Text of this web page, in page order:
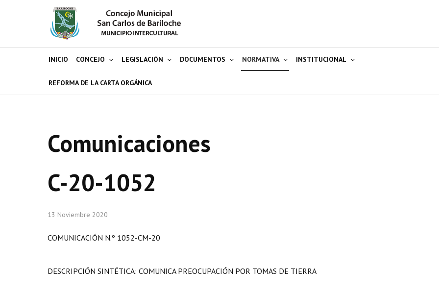
INICIO CONCEJO LEGISLACIÓN DOCUMENTOS NORMATIVA INSTITUCIONAL
REFORMA DE LA CARTA ORGÁNICA
Comunicaciones
C-20-1052
13 Noviembre 2020
COMUNICACIÓN N.º 1052-CM-20
DESCRIPCIÓN SINTÉTICA: COMUNICA PREOCUPACIÓN POR TOMAS DE TIERRA